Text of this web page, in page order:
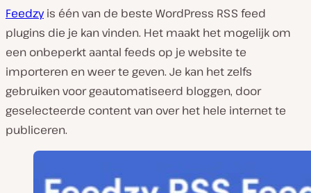
Feedzyis één van de beste WordPress RSS feed
plugins die je kan vinden. Het maakt het mogelijk om
een onbeperkt aantal feeds op je website te
importeren en weer te geven. Je kan het zelfs
gebruiken voor geautomatiseerd bloggen, door
geselecteerde content van over het hele internet te
publiceren.